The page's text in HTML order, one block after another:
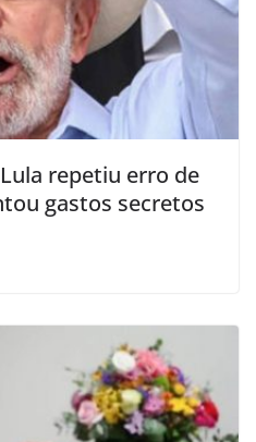
repetiu erro de
gastos secretos